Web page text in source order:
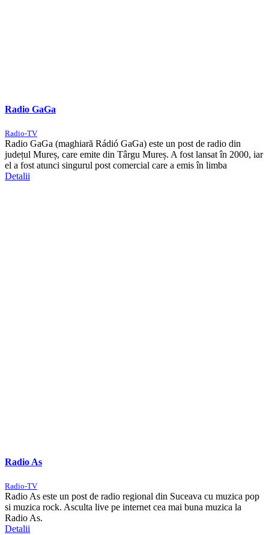
Radio GaGa
Radio-TV
Radio GaGa (maghiară Rádió GaGa) este un post de radio din
județul Mureș, care emite din Târgu Mureș. A fost lansat în 2000, iar
el a fost atunci singurul post comercial care a emis în limba
Detalii
Radio As
Radio-TV
Radio As este un post de radio regional din Suceava cu muzica pop
si muzica rock. Asculta live pe internet cea mai buna muzica la
Radio As.
Detalii